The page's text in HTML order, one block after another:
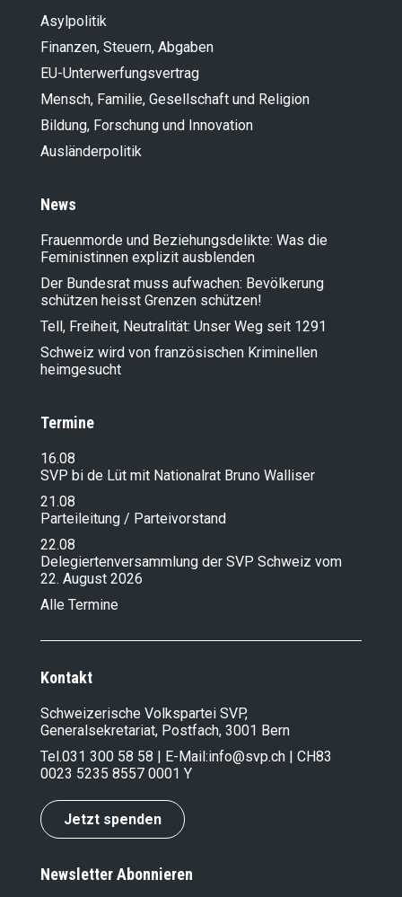
Asylpolitik
Finanzen, Steuern, Abgaben
EU-Unterwerfungsvertrag
Mensch, Familie, Gesellschaft und Religion
Bildung, Forschung und Innovation
Ausländer­politik
News
Frauenmorde und Beziehungsdelikte: Was die
Feministinnen explizit ausblenden
Der Bundesrat muss aufwachen: Bevölkerung
schützen heisst Grenzen schützen!
Tell, Freiheit, Neutralität: Unser Weg seit 1291
Schweiz wird von französischen Kriminellen
heimgesucht
Termine
16.08
SVP bi de Lüt mit Nationalrat Bruno Walliser
21.08
Parteileitung / Parteivorstand
22.08
Delegiertenversammlung der SVP Schweiz vom
22. August 2026
Alle Termine
Kontakt
Schweizerische Volkspartei SVP,
Generalsekretariat, Postfach, 3001 Bern
Tel.031 300 58 58 | E-Mail:info@svp.ch | CH83
0023 5235 8557 0001 Y
Jetzt spenden
Newsletter Abonnieren